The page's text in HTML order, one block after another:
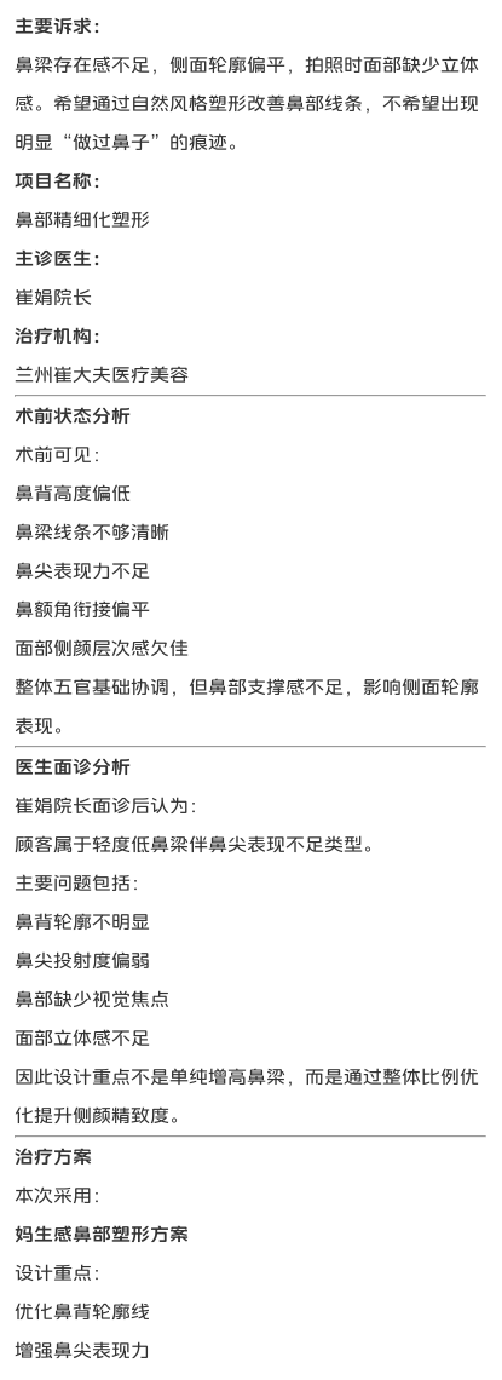
主要诉求：
鼻梁存在感不足，侧面轮廓偏平，拍照时面部缺少立体
感。希望通过自然风格塑形改善鼻部线条，不希望出现
明显“做过鼻子”的痕迹。
项目名称：
鼻部精细化塑形
主诊医生：
崔娟院长
治疗机构：
兰州崔大夫医疗美容
术前状态分析
术前可见：
鼻背高度偏低
鼻梁线条不够清晰
鼻尖表现力不足
鼻额角衔接偏平
面部侧颜层次感欠佳
整体五官基础协调，但鼻部支撑感不足，影响侧面轮廓
表现。
医生面诊分析
崔娟院长面诊后认为：
顾客属于轻度低鼻梁伴鼻尖表现不足类型。
主要问题包括：
鼻背轮廓不明显
鼻尖投射度偏弱
鼻部缺少视觉焦点
面部立体感不足
因此设计重点不是单纯增高鼻梁，而是通过整体比例优
化提升侧颜精致度。
治疗方案
本次采用：
妈生感鼻部塑形方案
设计重点：
优化鼻背轮廓线
增强鼻尖表现力